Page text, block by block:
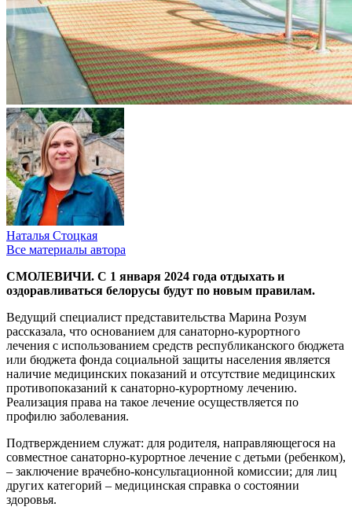
Наталья Стоцкая
Все материалы автора
СМОЛЕВИЧИ. С 1 января 2024 года отдыхать и
оздоравливаться белорусы будут по новым правилам.
Ведущий специалист представительства Марина Розум
рассказала, что основанием для санаторно-курортного
лечения с использованием средств республиканского бюджета
или бюджета фонда социальной защиты населения является
наличие медицинских показаний и отсутствие медицинских
противопоказаний к санаторно-курортному лечению.
Реализация права на такое лечение осуществляется по
профилю заболевания.
Подтверждением служат: для родителя, направляющегося на
совместное санаторно-курортное лечение с детьми (ребенком),
– заключение врачебно-консультационной комиссии; для лиц
других категорий – медицинская справка о состоянии
здоровья.